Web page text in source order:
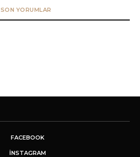
SON YORUMLAR
FACEBOOK
INSTAGRAM